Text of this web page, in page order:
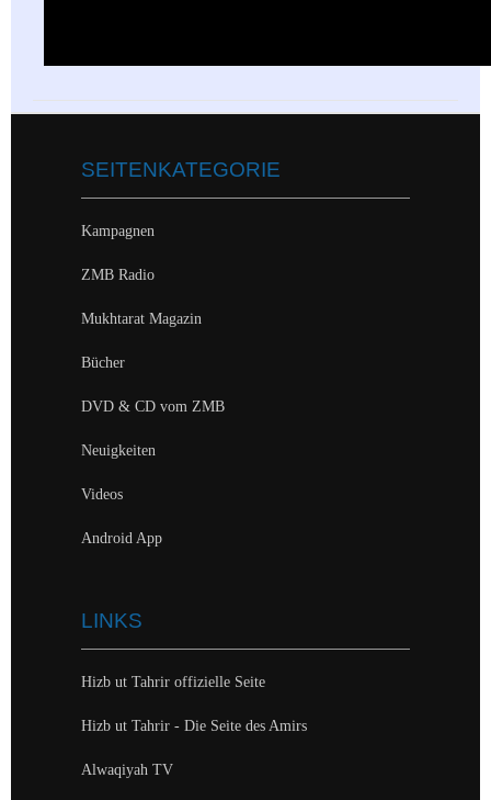
SEITENKATEGORIE
Kampagnen
ZMB Radio
Mukhtarat Magazin
Bücher
DVD & CD vom ZMB
Neuigkeiten
Videos
Android App
LINKS
Hizb ut Tahrir offizielle Seite
Hizb ut Tahrir - Die Seite des Amirs
Alwaqiyah TV